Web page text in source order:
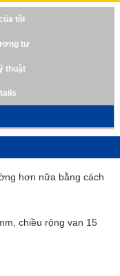
tôi
tự
thuật
hơn nữa bằng cách
chiều rộng van 15
biến thể như loại